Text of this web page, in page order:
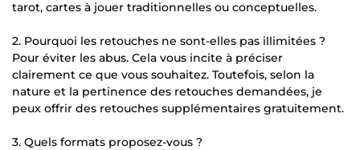
tarot, cartes à jouer traditionnelles ou conceptuelles.
2. Pourquoi les retouches ne sont-elles pas illimitées ?
Pour éviter les abus. Cela vous incite à préciser
clairement ce que vous souhaitez. Toutefois, selon la
nature et la pertinence des retouches demandées, je
peux offrir des retouches supplémentaires gratuitement.
3. Quels formats proposez-vous ?